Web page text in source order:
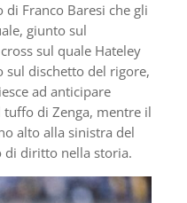
Franco Baresi che gli
giunto sul
sul quale Hateley
sul dischetto del rigore,
ad anticipare
di Zenga, mentre il
alto alla sinistra del
diritto nella storia.